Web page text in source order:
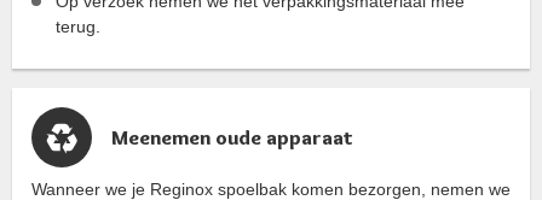
terug.
Meenemen oude apparaat
Wanneer we je Reginox spoelbak komen bezorgen, nemen we